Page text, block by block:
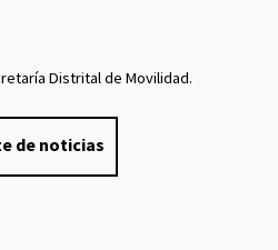
Distrital de Movilidad.
de noticias